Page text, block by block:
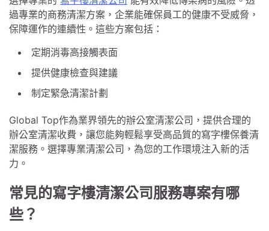
過專業的商務清潔方案，企業能確保員工的健康不受威脅，
保障運作的連續性。這些方案包括：
定期消毒高接觸表面
提供健康檢查與建議
制定緊急清潔計劃
Global Top作為業界領先的辦公室清潔公司，提供合理的
辦公室清潔收費，讓您能夠輕鬆享受高品質的寫字樓保養清
潔服務。選擇專業清潔公司，為您的工作環境注入新的活
力。
常見的寫字樓清潔公司服務專案有哪
些？